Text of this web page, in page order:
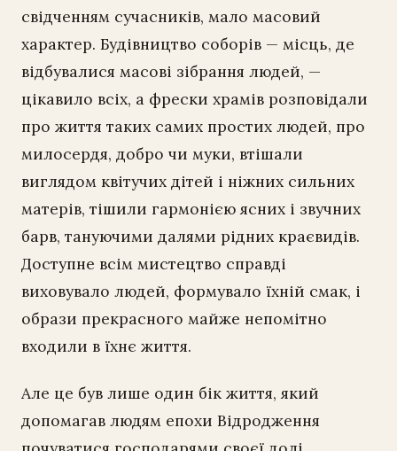
свідченням сучасників, мало масовий
характер. Будівництво соборів — місць, де
відбувалися масові зібрання людей, —
цікавило всіх, а фрески храмів розповідали
про життя таких самих простих людей, про
милосердя, добро чи муки, втішали
виглядом квітучих дітей і ніжних сильних
матерів, тішили гармонією ясних і звучних
барв, тануючими далями рідних краєвидів.
Доступне всім мистецтво справді
виховувало людей, формувало їхній смак, і
образи прекрасного майже непомітно
входили в їхнє життя.
Але це був лише один бік життя, який
допомагав людям епохи Відродження